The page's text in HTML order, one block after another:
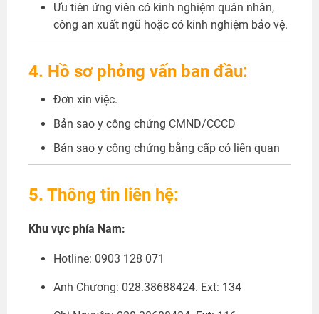
Ưu tiên ứng viên có kinh nghiệm quân nhân,
công an xuất ngũ hoặc có kinh nghiệm bảo vệ.
4. Hồ sơ phỏng vấn ban đầu:
Đơn xin việc.
Bản sao y công chứng CMND/CCCD
Bản sao y công chứng bằng cấp có liên quan
5. Thông tin liên hệ:
Khu vực phía Nam:
Hotline: 0903 128 071
Anh Chương: 028.38688424. Ext: 134